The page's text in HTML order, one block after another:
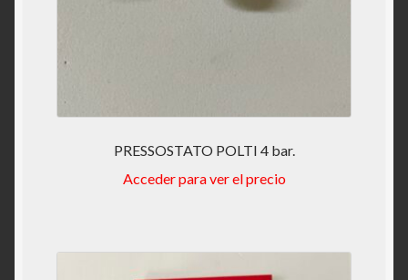
PRESSOSTATO POLTI 4 bar.
Acceder para ver el precio